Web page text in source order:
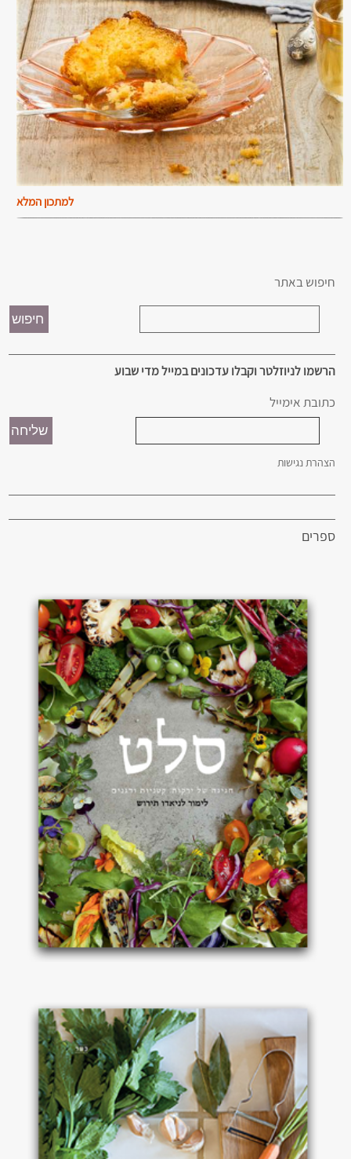
למתכון המלא
חיפוש באתר
הרשמו לניוזלטר וקבלו עדכונים במייל מדי שבוע
כתובת אימייל
הצהרת נגישות
ספרים